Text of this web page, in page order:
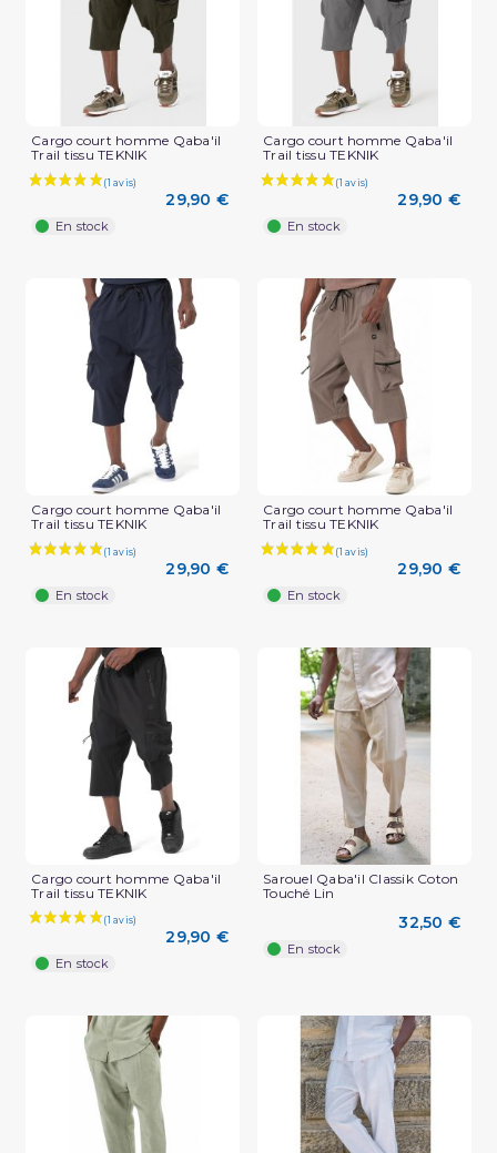
(2 avis)
Cargo court homme Qaba'il
Trail tissu TEKNIK
29,90 €
En stock
Cargo court homme Qaba'il
Trail tissu TEKNIK
29,90 €
En stock
Cargo court homme Qaba'il
Trail tissu TEKNIK
29,90 €
En stock
Cargo court homme Qaba'il
Trail tissu TEKNIK
29,90 €
En stock
Cargo court homme Qaba'il
Trail tissu TEKNIK
29,90 €
En stock
Sarouel Qaba'il Classik Coton
Touché Lin
32,50 €
En stock